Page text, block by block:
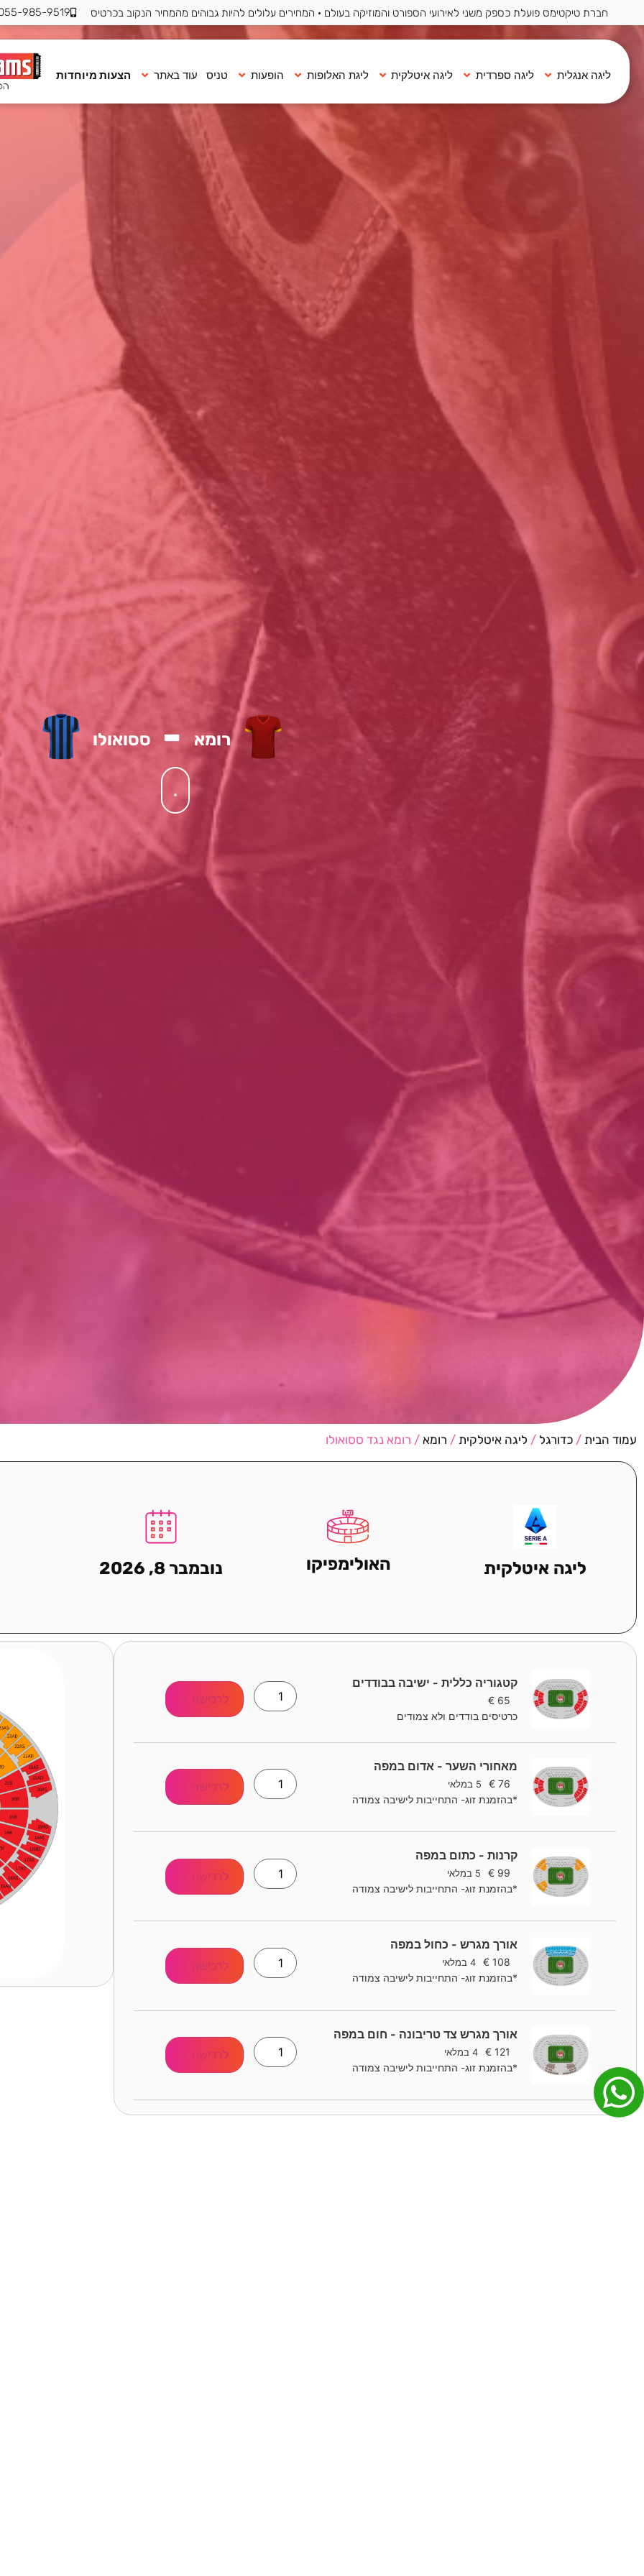
חברת טיקטימס פועלת כספק משני לאירועי הספורט והמוזיקה בעולם · המחירים עלולים להיות גבוהים מהמחיר הנקוב בכרטיס 985-9519
ליגה אנגלית ליגה ספרדית ליגה איטלקית ליגת האלופות הופעות טניס עוד באתר הצעות מיוחדות
רומא - ססואולו
עמוד הבית / כדורגל / ליגה איטלקית / רומא / רומא נגד ססואולו
ליגה איטלקית האולימפיקו נובמבר 8, 2026
קטגוריה כללית - ישיבה בבודדים
65
€
כרטיסים בודדים ולא צמודים
לרכישה >
מאחורי השער - אדום במפה
76
€ 5 במלאי
*בהזמנת זוג- התחייבות לישיבה צמודה
לרכישה >
קרנות - כתום במפה
99
€ 5 במלאי
*בהזמנת זוג- התחייבות לישיבה צמודה
לרכישה >
אורך מגרש - כחול במפה
108
€ 4 במלאי
*בהזמנת זוג- התחייבות לישיבה צמודה
לרכישה >
אורך מגרש צד טריבונה - חום במפה
121
€ 4 במלאי
*בהזמנת זוג- התחייבות לישיבה צמודה
לרכישה >